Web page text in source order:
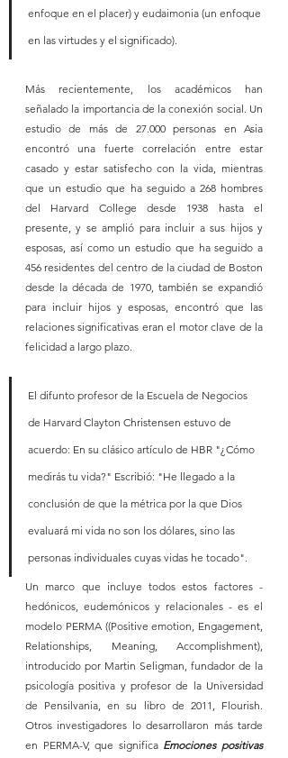
enfoque en el placer) y eudaimonia (un enfoque
en las virtudes y el significado).
Más recientemente, los académicos han
señalado la importancia de la conexión social. Un
estudio de más de 27.000 personas en Asia
encontró una fuerte correlación entre estar
casado y estar satisfecho con la vida, mientras
que un estudio que ha seguido a 268 hombres
del Harvard College desde 1938 hasta el
presente, y se amplió para incluir a sus hijos y
esposas, así como un estudio que ha seguido a
456 residentes del centro de la ciudad de Boston
desde la década de 1970, también se expandió
para incluir hijos y esposas, encontró que las
relaciones significativas eran el motor clave de la
felicidad a largo plazo.
El difunto profesor de la Escuela de Negocios
de Harvard Clayton Christensen estuvo de
acuerdo: En su clásico artículo de HBR "¿Cómo
medirás tu vida?" Escribió: "He llegado a la
conclusión de que la métrica por la que Dios
evaluará mi vida no son los dólares, sino las
personas individuales cuyas vidas he tocado".
Un marco que incluye todos estos factores -
hedónicos, eudemónicos y relacionales - es el
modelo PERMA ((Positive emotion, Engagement,
Relationships, Meaning, Accomplishment),
introducido por Martin Seligman, fundador de la
psicología positiva y profesor de la Universidad
de Pensilvania, en su libro de 2011, Flourish.
Otros investigadores lo desarrollaron más tarde
en PERMA-V, que significa Emociones positivas